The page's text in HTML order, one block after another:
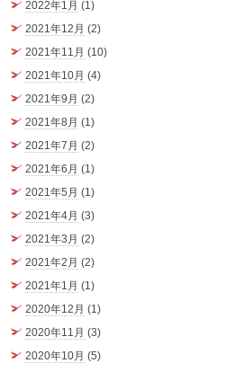
2022年1月 (1)
2021年12月 (2)
2021年11月 (10)
2021年10月 (4)
2021年9月 (2)
2021年8月 (1)
2021年7月 (2)
2021年6月 (1)
2021年5月 (1)
2021年4月 (3)
2021年3月 (2)
2021年2月 (2)
2021年1月 (1)
2020年12月 (1)
2020年11月 (3)
2020年10月 (5)